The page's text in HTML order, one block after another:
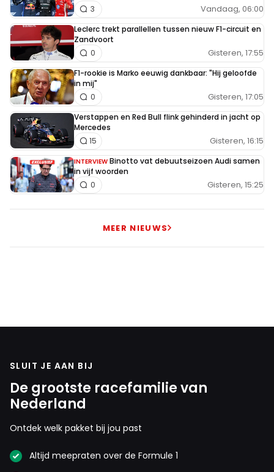
Vandaag, 06:00
3
Leclerc trekt parallellen tussen nieuw F1-circuit en
Zandvoort
Gisteren, 17:55
0
F1-rookie is Marko eeuwig dankbaar: "Hij geloofde
in mij"
Gisteren, 17:05
0
Verstappen en Red Bull flink gehinderd in jacht op
Mercedes
Gisteren, 16:15
15
INTERVIEW Binotto vat debuutseizoen Audi samen
in vijf woorden
Gisteren, 15:25
0
MEER NIEUWS
SLUIT JE AAN BIJ
De grootste racefamilie van
Nederland
Ontdek welk pakket bij jou past
Altijd meepraten over de Formule 1